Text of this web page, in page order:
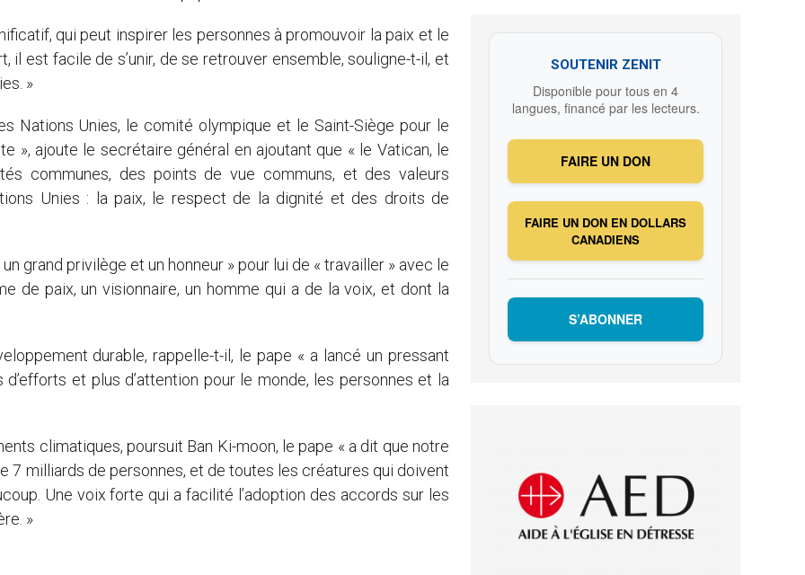
qui peut inspirer les personnes à promouvoir la paix et le
il est facile de s’unir, de se retrouver ensemble, souligne-t-il, et
»
Nations Unies, le comité olympique et le Saint-Siège pour le
», ajoute le secrétaire général en ajoutant que « le Vatican, le
communes, des points de vue communs, et des valeurs
Unies : la paix, le respect de la dignité et des droits de
grand privilège et un honneur » pour lui de « travailler » avec le
de paix, un visionnaire, un homme qui a de la voix, et dont la
durable, rappelle-t-il, le pape « a lancé un pressant
et plus d’attention pour le monde, les personnes et la
climatiques, poursuit Ban Ki-moon, le pape « a dit que notre
7 milliards de personnes, et de toutes les créatures qui doivent
Une voix forte qui a facilité l’adoption des accords sur les
»
SOUTENIR ZENIT
Disponible pour tous en 4
langues, financé par les lecteurs.
FAIRE UN DON
FAIRE UN DON EN DOLLARS
CANADIENS
S’ABONNER